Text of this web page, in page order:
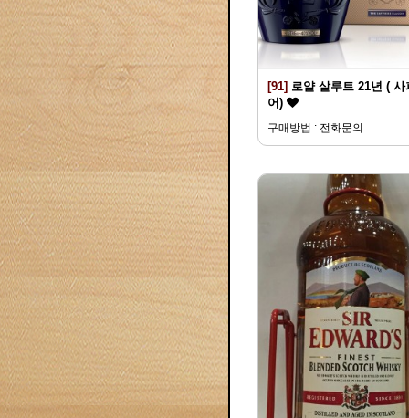
[91] 로얄 살루트 21년 ( 사
어)
구매방법 : 전화문의